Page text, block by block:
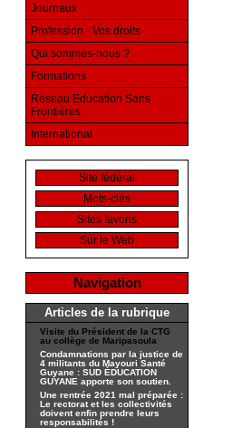
Journaux
Profession - Vos droits
Qui sommes-nous ?
Formations
Réseau Education Sans
Frontières
International
Site fédéral
Mots-clés
Sites favoris
Sur le Web
Navigation
Articles de la rubrique
Visite du Président de la CTG
au collège de Maripasoula
Condamnations par la justice de
4 militants du Mayouri Santé
Guyane : SUD ÉDUCATION
GUYANE apporte son soutien.
Une rentrée 2021 mal préparée :
Le rectorat et les collectivités
doivent enfin prendre leurs
responsabilités !